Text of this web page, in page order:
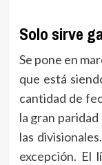
Solo sirve
Se pone en
que está
cantidad de
la gran
las
excepción. El